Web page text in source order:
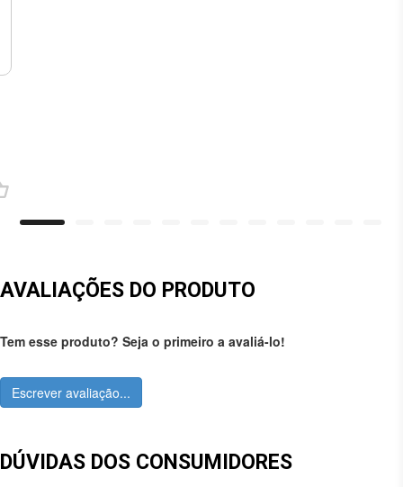
AVALIAÇÕES DO PRODUTO
Tem esse produto? Seja o primeiro a avaliá-lo!
Escrever avaliação...
DÚVIDAS DOS CONSUMIDORES